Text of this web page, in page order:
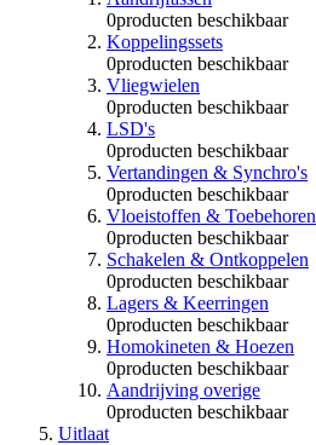
0producten beschikbaar
Koppelingssets
0producten beschikbaar
Vliegwielen
0producten beschikbaar
LSD's
0producten beschikbaar
Vertandingen & Synchro's
0producten beschikbaar
Vloeistoffen & Toebehoren
0producten beschikbaar
Schakelen & Ontkoppelen
0producten beschikbaar
Lagers & Keerringen
0producten beschikbaar
Homokineten & Hoezen
0producten beschikbaar
Aandrijving overige
0producten beschikbaar
Uitlaat